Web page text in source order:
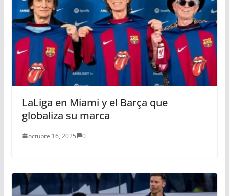
LaLiga en Miami y el Barça que
globaliza su marca
octubre 16, 2025 0